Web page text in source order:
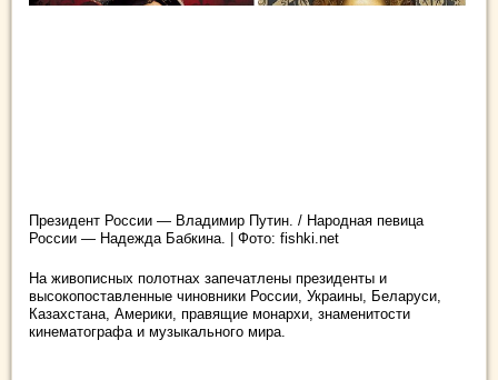
Президент России — Владимир Путин. / Народная певица
России — Надежда Бабкина. | Фото: fishki.net
На живописных полотнах запечатлены президенты и
высокопоставленные чиновники России, Украины, Беларуси,
Казахстана, Америки, правящие монархи, знаменитости
кинематографа и музыкального мира.